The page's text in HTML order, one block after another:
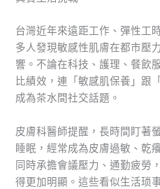
台灣近年來遠距工作、彈性工
多人發現敏感性肌膚在都市壓
響。不論在科技、護理、餐飲
比績效，連「敏感肌保養」跟
成為茶水間社交話題。
皮膚科醫師提醒，長時間盯著
睡眠，經常成為皮膚過敏、乾
同時承擔會議壓力、通勤疲勞
得更加明顯。這些看似生活琐